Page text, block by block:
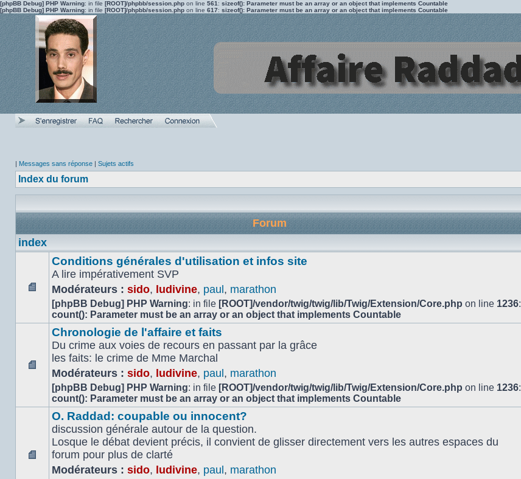
[phpBB Debug] PHP Warning: in file [ROOT]/phpbb/session.php on line 561 : sizeof(): Parameter must be an array or an object that implements Countable
[phpBB Debug] PHP Warning: in file [ROOT]/phpbb/session.php on line 617: sizeof(): Parameter must be an array or an object that implements Countable
| Messages sans réponse | Sujets actifs
Index du forum
Forum
index
Aucun
message
non
lu
Conditions générales d'utilisation et infos site
A lire impérativement SVP
Modérateurs : sido, ludivine, paul , marathon
[phpBB Debug] PHP Warning: in file [ROOT]/vendor/twig/twig/lib/Twig/Extension/Core.php on line 1236:
count(): Parameter must be an array or an object that implements Countable
Aucun
message
non
lu
Chronologie de l'affaire et faits
Du crime aux voies de recours en passant par la grâce
les faits: le crime de Mme Marchal
Modérateurs : sido, ludivine, paul , marathon
[phpBB Debug] PHP Warning: in file [ROOT]/vendor/twig/twig/lib/Twig/Extension/Core.php on line 1236:
count(): Parameter must be an array or an object that implements Countable
Aucun
O. Raddad: coupable ou innocent?
discussion générale autour de la question.
Losque le débat devient précis, il convient de glisser directement vers les autres espaces du
forum pour plus de clarté
Modérateurs : sido, ludivine, paul , marathon